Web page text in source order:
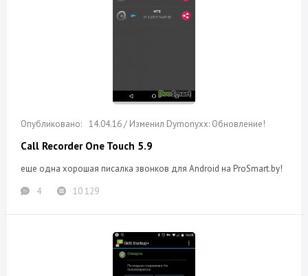
14.04.16 / Изменил Dymonyxx: Обновление!
Call Recorder One Touch 5.9
еще одна хорошая писалка звонков для Android на ProSmart.by!
4
10 129